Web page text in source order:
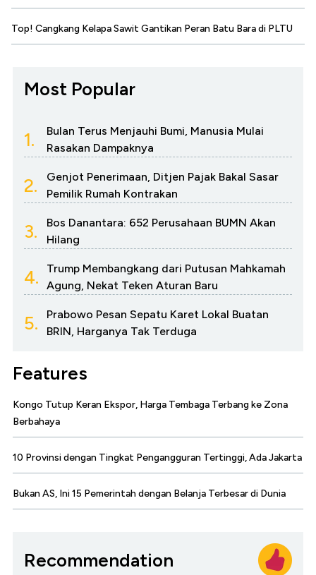
Top! Cangkang Kelapa Sawit Gantikan Peran Batu Bara di PLTU
Most Popular
1.
Bulan Terus Menjauhi Bumi, Manusia Mulai
Rasakan Dampaknya
2.
Genjot Penerimaan, Ditjen Pajak Bakal Sasar
Pemilik Rumah Kontrakan
3.
Bos Danantara: 652 Perusahaan BUMN Akan
Hilang
4.
Trump Membangkang dari Putusan Mahkamah
Agung, Nekat Teken Aturan Baru
5.
Prabowo Pesan Sepatu Karet Lokal Buatan
BRIN, Harganya Tak Terduga
Features
Kongo Tutup Keran Ekspor, Harga Tembaga Terbang ke Zona
Berbahaya
10 Provinsi dengan Tingkat Pengangguran Tertinggi, Ada Jakarta
Bukan AS, Ini 15 Pemerintah dengan Belanja Terbesar di Dunia
Recommendation